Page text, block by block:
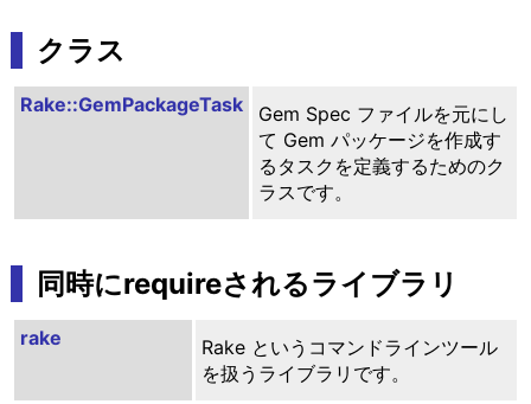
クラス
Rake::GemPackageTask
Gem Spec ファイルを元にし
て Gem パッケージを作成す
るタスクを定義するためのク
ラスです。
同時にrequireされるライブラリ
rake
Rake というコマンドラインツール
を扱うライブラリです。